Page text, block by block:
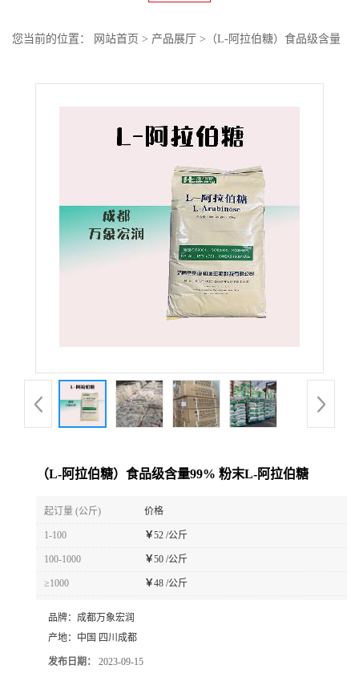
您当前的位置： 网站首页 > 产品展厅 > （L-阿拉伯糖）食品级含量
（L-阿拉伯糖）食品级含量99% 粉末L-阿拉伯糖
起订量 (公斤) 价格
1-100 ￥52 /公斤
100-1000 ￥50 /公斤
≥1000 ￥48 /公斤
品牌： 成都万象宏润
产地： 中国 四川成都
发布日期： 2023-09-15